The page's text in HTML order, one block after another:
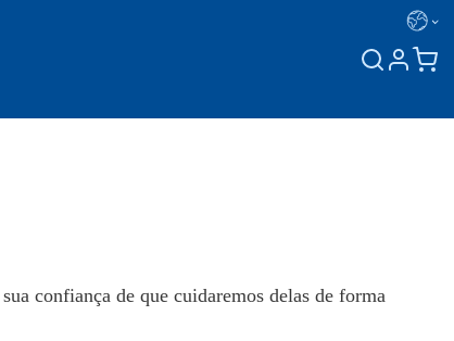
confiança de que cuidaremos delas de forma